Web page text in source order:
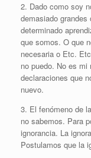
2. Dado como soy
demasiado
determinado
que somos. O que
necesaria o Etc.
no puedo. No es
declaraciones que
nuevo.
3. El fenómeno de
no sabemos. Para
ignorancia. La
Postulamos que la